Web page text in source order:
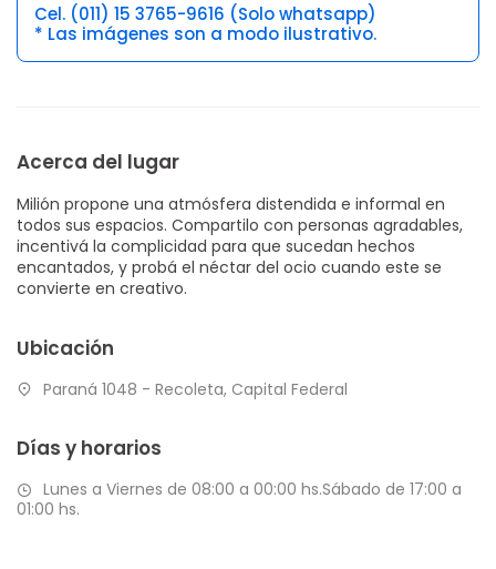
Cel. (011) 15 3765-9616 (Solo whatsapp)
* Las imágenes son a modo ilustrativo.
Acerca del lugar
Milión propone una atmósfera distendida e informal en
todos sus espacios. Compartilo con personas agradables,
incentivá la complicidad para que sucedan hechos
encantados, y probá el néctar del ocio cuando este se
convierte en creativo.
Ubicación
Paraná 1048 - Recoleta, Capital Federal
Días y horarios
Lunes a Viernes de 08:00 a 00:00 hs.Sábado de 17:00 a
01:00 hs.